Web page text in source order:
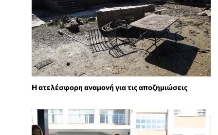
Η ατελέσφορη αναμονή για τις αποζημιώσεις